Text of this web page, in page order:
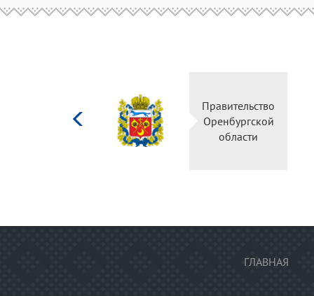
Министерство
культуры
Российской
федерации
ГЛАВНАЯ